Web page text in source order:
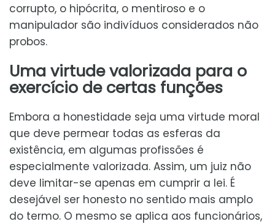
corrupto, o hipócrita, o mentiroso e o
manipulador são indivíduos considerados não
probos.
Uma virtude valorizada para o
exercício de certas funções
Embora a honestidade seja uma virtude moral
que deve permear todas as esferas da
existência, em algumas profissões é
especialmente valorizada. Assim, um juiz não
deve limitar-se apenas em cumprir a lei. É
desejável ser honesto no sentido mais amplo
do termo. O mesmo se aplica aos funcionários,